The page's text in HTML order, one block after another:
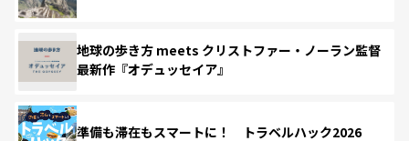
地球の歩き方 meets クリストファー・ノーラン監督
最新作『オデュッセイア』
準備も滞在もスマートに！ トラベルハック2026